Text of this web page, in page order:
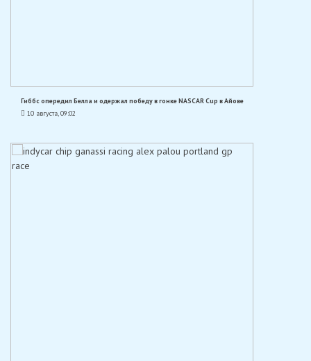
Гиббс опередил Белла и одержал победу в гонке NASCAR Cup в Айове
10 августа, 09:02